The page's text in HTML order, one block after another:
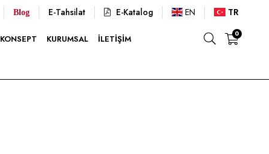
Blog E-Tahsilat E-Katalog EN TR
KONSEPT KURUMSAL İLETIŞIM 0